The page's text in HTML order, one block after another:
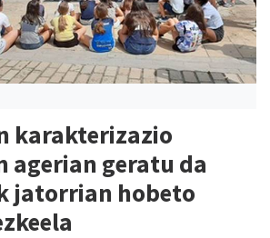
karakterizazio
agerian geratu da
jatorrian hobeto